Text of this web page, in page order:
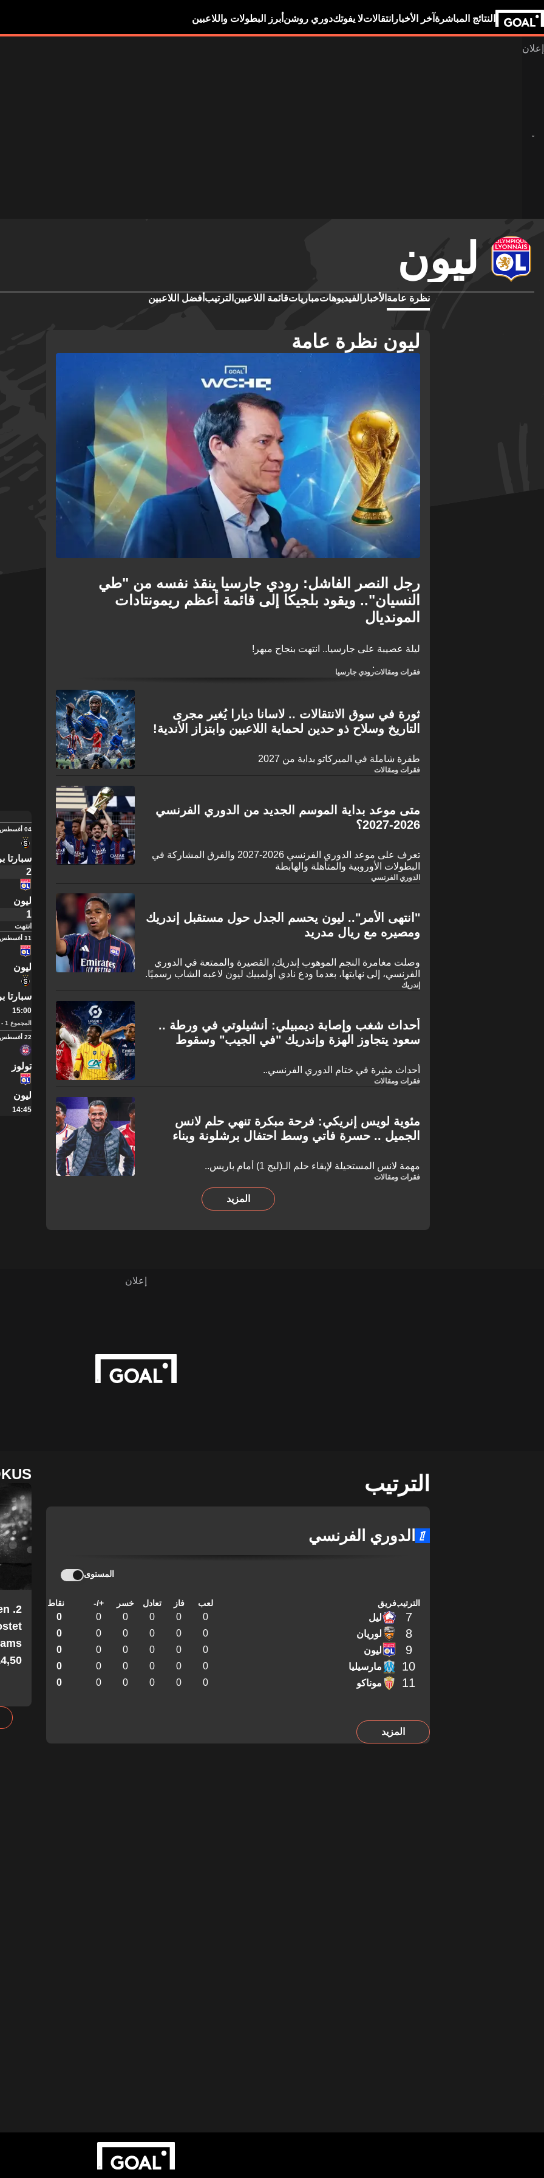
النتائج المباشرة آخر الأخبار انتقالاتلا يفوتكدوري روشن أبرز البطولات واللاعبين
ليون
نظرة عامة الأخبار الفيديوهاتمبارياتقائمة اللاعبين الترتيب أفضل اللاعبين
ليون نظرة عامة
رجل النصر الفاشل: رودي جارسيا ينقذ نفسه من "طي
النسيان".. ويقود بلجيكا إلى قائمة أعظم ريمونتادات
المونديال
ليلة عصيبة على جارسيا.. انتهت بنجاح مبهر!
فقرات ومقالاترودي جارسيا
ثورة في سوق الانتقالات .. لاسانا ديارا يُغير مجرى
التاريخ وسلاح ذو حدين لحماية اللاعبين وابتزاز الأندية!
طفرة شاملة في الميركاتو بداية من 2027
فقرات ومقالات
متى موعد بداية الموسم الجديد من الدوري الفرنسي
2026-2027؟
تعرف على موعد الدوري الفرنسي 2026-2027 والفرق المشاركة في
البطولات الأوروبية والمتأهلة والهابطة
الدوري الفرنسي
"انتهى الأمر".. ليون يحسم الجدل حول مستقبل إندريك
ومصيره مع ريال مدريد
وصلت مغامرة النجم الموهوب إندريك، القصيرة والممتعة في الدوري
الفرنسي، إلى نهايتها، بعدما ودع نادي أولمبيك ليون لاعبه الشاب رسميًا.
وعلى الرغم من المستويات المذهلة التي قدمها وجعلت الجماهير
لما أكده رئيس قسم التعاقدات في النادي الفرنسي مطلع الأسبوع.
إندريك
أحداث شغب وإصابة ديمبيلي: أنشيلوتي في ورطة ..
سعود يتجاوز الهزة وإندريك "في الجيب" وسقوط
أحداث مثيرة في ختام الدوري الفرنسي..
فقرات ومقالات
مئوية لويس إنريكي: فرحة مبكرة تنهي حلم لانس
الجميل .. حسرة فاتي وسط احتفال برشلونة وبناء
مهمة لانس المستحيلة لإبقاء حلم الـ(ليج 1) أمام باريس..
فقرات ومقالات
المزيد
04 أغسطس
سبارتا
2
ليون
1
انتهت
11 أغسطس
ليون
سبارتا
15:00
المجموع 1 - 2
22 أغسطس
تولوز
ليون
14:45
الترتيب
الدوري الفرنسي
المستوى
الترتيبفريق لعب فاز تعادل خسر +/- نقاط
7 ليل 0
0
0
0
0
0
8 لوريان 0
0
0
0
0
0
9 ليون 0
0
0
0
0
0
10 مارسيليا 0
0
0
0
0
0
11 موناكو 0
0
0
0
0
0
المزيد